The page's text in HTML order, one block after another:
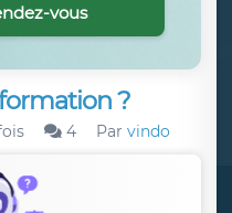
?
4 Par vindo
vous